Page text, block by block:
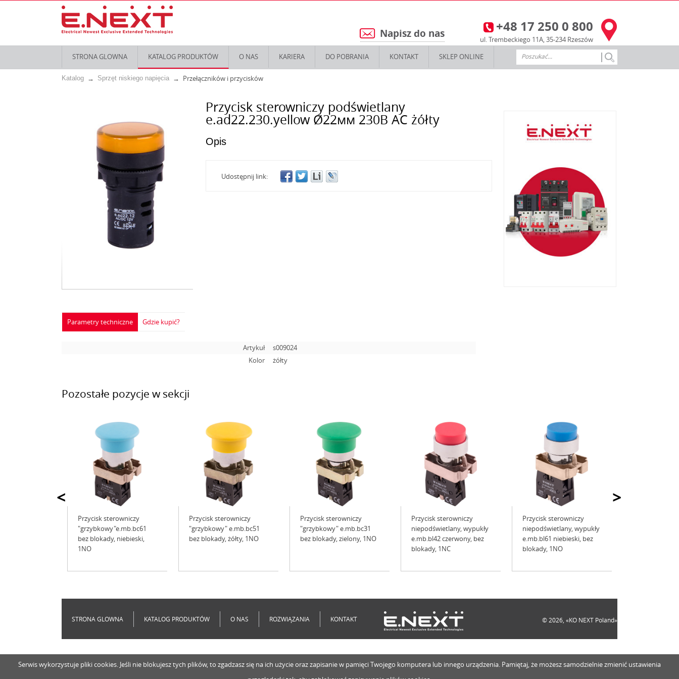
Serwis wykorzystuje pliki cookies. Jeśli nie blokujesz tych plików, to zgadzasz się na ich użycie oraz zapisanie w pamięci Twojego komputera lub innego urządzenia. Pamiętaj, że możesz samodzielnie zmienić ustawienia
3 +48 17 250 0 800
ul. Trembeckiego 11A, 35-234 Rzeszów
5 Napisz do nas
STRONA GLOWNA KATALOG PRODUKTÓW O NAS KARIERA DO POBRANIA KONTAKT SKLEP ONLINE
Katalog Sprzęt niskiego napięcia Przełączników i przycisków
Przycisk sterowniczy podświetlany
e.ad22.230.yellow Ø22мм 230В АС żółty
Opis
Udostępnij link:
Parametry techniczne
Artykuł
s009024
Kolor
żółty
Gdzie kupić?
Pozostałe pozycje w sekcji
>
Przycisk sterowniczy
"grzybkowy"e.mb.bc61
bez blokady, niebieski,
1NO
Przycisk sterowniczy
"grzybkowy" e.mb.bc51
bez blokady, żółty, 1NO
Przycisk sterowniczy
"grzybkowy" e.mb.bc31
bez blokady, zielony, 1NO
Przycisk sterowniczy
niepodświetlany, wypukły
e.mb.bl42 czerwony, bez
blokady, 1NC
Przycisk sterowniczy
niepodświetlany, wypukły
e.mb.bl61 niebieski, bez
blokady, 1NO
<
STRONA GLOWNA KATALOG PRODUKTÓW O NAS ROZWIĄZANIA KONTAKT © 2026, «KO NEXT Poland»